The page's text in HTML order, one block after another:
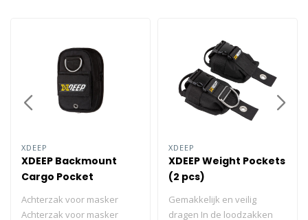
XDEEP
XDEEP Backmount
Cargo Pocket
Achterzak voor masker
Achterzak voor masker
XDEEP
XDEEP Weight Pockets
(2 pcs)
Gemakkelijk en veilig
dragen In de loodzakken